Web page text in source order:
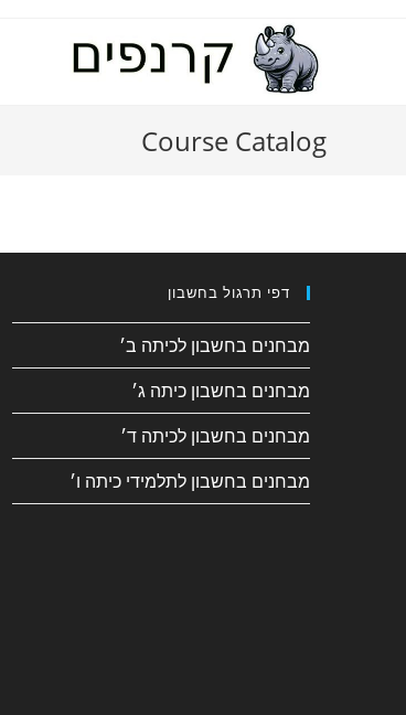
Course Catalog
דפי תרגול בחשבון
מבחנים בחשבון לכיתה ב׳
מבחנים בחשבון כיתה ג׳
מבחנים בחשבון לכיתה ד׳
מבחנים בחשבון לתלמידי כיתה ו׳